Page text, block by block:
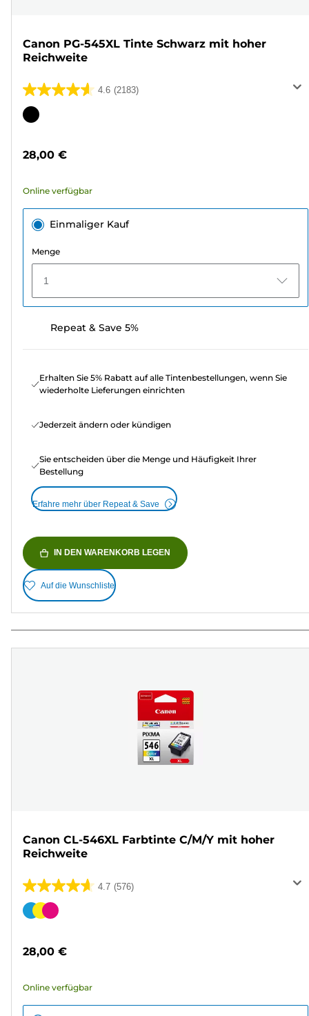
Canon PG-545XL Tinte Schwarz mit hoher
Reichweite
4.6 (2183)
4.6
von
2183
Farbpatrone
28,00 €
Online verfügbar
Einmaliger Kauf
Menge
1
Repeat & Save 5%
Erhalten Sie 5% Rabatt auf alle Tintenbestellungen, wenn Sie
wiederholte Lieferungen einrichten
Jederzeit ändern oder kündigen
Sie entscheiden über die Menge und Häufigkeit Ihrer
Bestellung
Erfahre mehr über Repeat & Save
IN DEN WARENKORB LEGEN
Auf die Wunschliste
Canon CL-546XL Farbtinte C/M/Y mit hoher
Reichweite
4.7 (576)
4.7
von
576
Farbpatrone
28,00 €
Online verfügbar